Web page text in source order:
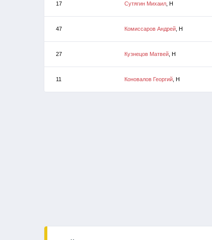
17 Сутягин Михаил, Н
47 Комиссаров Андрей, Н
27 Кузнецов Матвей, Н
11 Коновалов Георгий, Н